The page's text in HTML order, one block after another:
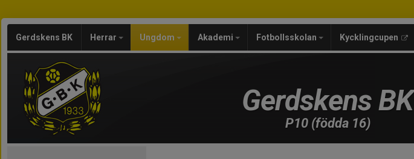
Gerdskens BK Herrar Ungdom Akademi Fotbollsskolan Kycklingcupen
Gerdskens BK
P10 (födda 16)